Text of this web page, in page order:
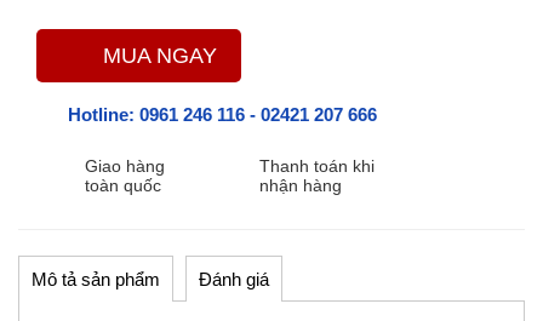
MUA NGAY
Hotline: 0961 246 116 - 02421 207 666
Giao hàng
toàn quốc
Thanh toán khi
nhận hàng
Mô tả sản phẩm Đánh giá